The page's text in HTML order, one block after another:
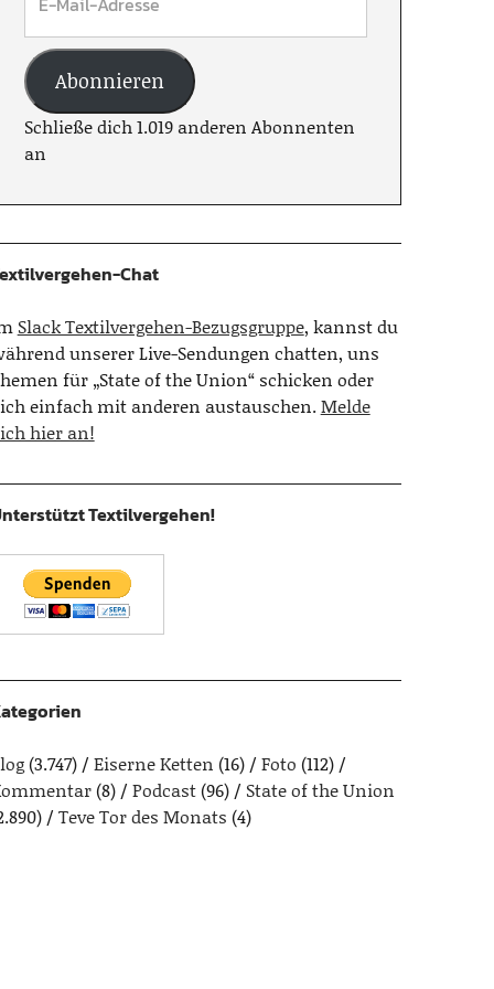
Abonnieren
Schließe dich 1.019 anderen Abonnenten
an
Chat
Slack Textilvergehen-Bezugsgruppe, kannst du
unserer Live-Sendungen chatten, uns
für „State of the Union“ schicken oder
einfach mit anderen austauschen.Melde
hier an!
Textilvergehen!
(3.747) Eiserne Ketten (16) Foto (112)
(8) Podcast(96)
State of the Union
Teve Tor des Monats (4)